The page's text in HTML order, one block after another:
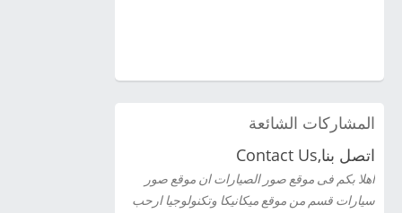
المشاركات الشائعة
اتصل بنا,Contact Us
اهلا بكم فى موقع صور الصيارات ان موقع صور
سيارات قسم من موقع ميكانيكا وتكنولوجيا ارحب